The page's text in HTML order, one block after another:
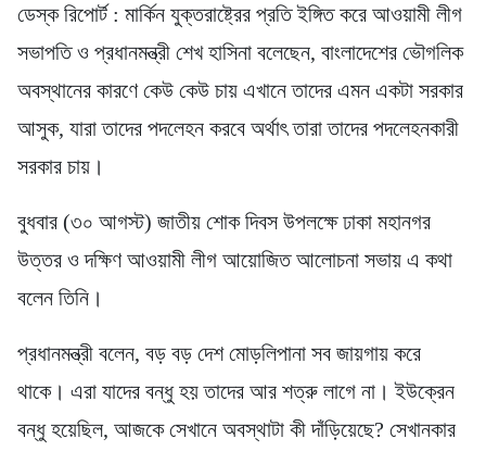
ডেস্ক রিপোর্ট : মার্কিন যুক্তরাষ্ট্রের প্রতি ইঙ্গিত করে আওয়ামী লীগ
সভাপতি ও প্রধানমন্ত্রী শেখ হাসিনা বলেছেন, বাংলাদেশের ভৌগলিক
অবস্থানের কারণে কেউ কেউ চায় এখানে তাদের এমন একটা সরকার
আসুক, যারা তাদের পদলেহন করবে অর্থাৎ তারা তাদের পদলেহনকারী
সরকার চায়।
বুধবার (৩০ আগস্ট) জাতীয় শোক দিবস উপলক্ষে ঢাকা মহানগর
উত্তর ও দক্ষিণ আওয়ামী লীগ আয়োজিত আলোচনা সভায় এ কথা
বলেন তিনি।
প্রধানমন্ত্রী বলেন, বড় বড় দেশ মোড়লিপানা সব জায়গায় করে
থাকে। এরা যাদের বন্ধু হয় তাদের আর শত্রু লাগে না। ইউক্রেন
বন্ধু হয়েছিল, আজকে সেখানে অবস্থাটা কী দাঁড়িয়েছে? সেখানকার